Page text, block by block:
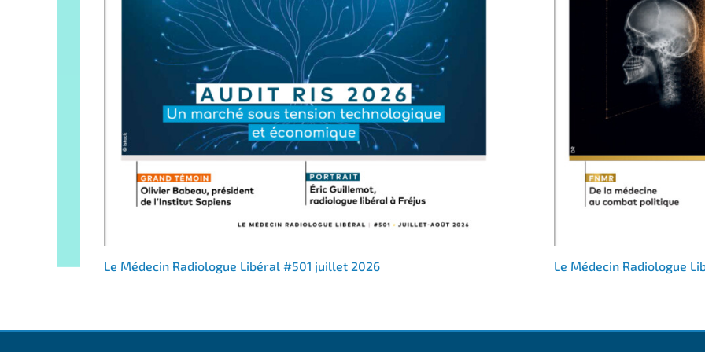
Le Médecin Radiologue Libéral #501 juillet 2026 Le Médecin Radiologue